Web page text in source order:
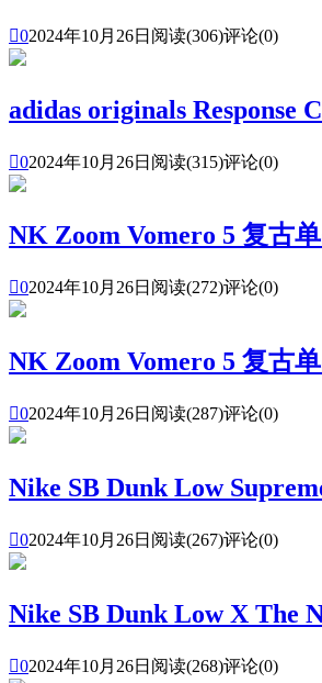
02024年10月26日 阅读(306)评论(0)
adidas originals Response
02024年10月26日 阅读(315)评论(0)
NK Zoom Vomero 5 复古
02024年10月26日 阅读(272)评论(0)
NK Zoom Vomero 5 复古
02024年10月26日 阅读(287)评论(0)
Nike SB Dunk Low
02024年10月26日 阅读(267)评论(0)
Nike SB Dunk Low X The
02024年10月26日 阅读(268)评论(0)